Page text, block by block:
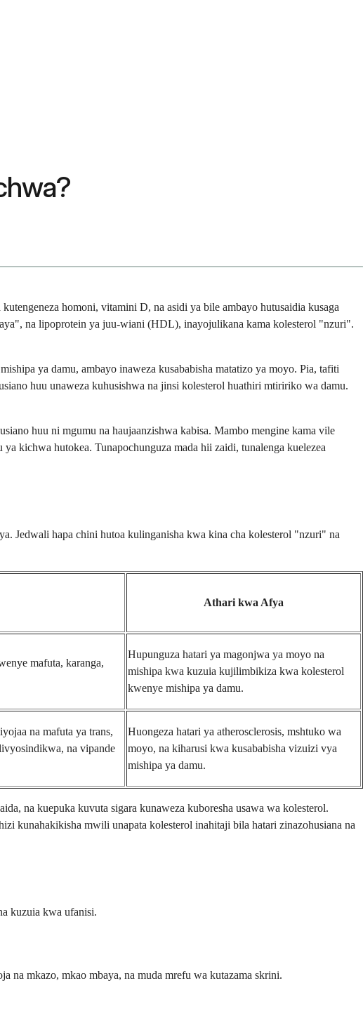
homoni, vitamini D, na asidi ya bile ambayo hutusaidia kusaga
na lipoprotein ya juu-wiani (HDL), inayojulikana kama kolesterol "nzuri".
ya damu, ambayo inaweza kusababisha matatizo ya moyo. Pia, tafiti
huu unaweza kuhusishwa na jinsi kolesterol huathiri mtiririko wa damu.
huu ni mgumu na haujaanzishwa kabisa. Mambo mengine kama vile
kichwa hutokea. Tunapochunguza mada hii zaidi, tunalenga kuelezea
Jedwali hapa chini hutoa kulinganisha kwa kina cha kolesterol "nzuri" na
Athari kwa Afya
mafuta, karanga,
Hupunguza hatari ya magonjwa ya moyo na
mishipa kwa kuzuia kujilimbikiza kwa kolesterol
kwenye mishipa ya damu.
na mafuta ya trans,
na vipande
Huongeza hatari ya atherosclerosis, mshtuko wa
moyo, na kiharusi kwa kusababisha vizuizi vya
mishipa ya damu.
na kuepuka kuvuta sigara kunaweza kuboresha usawa wa kolesterol.
kunahakikisha mwili unapata kolesterol inahitaji bila hatari zinazohusiana na
kuzuia kwa ufanisi.
na mkazo, mkao mbaya, na muda mrefu wa kutazama skrini.